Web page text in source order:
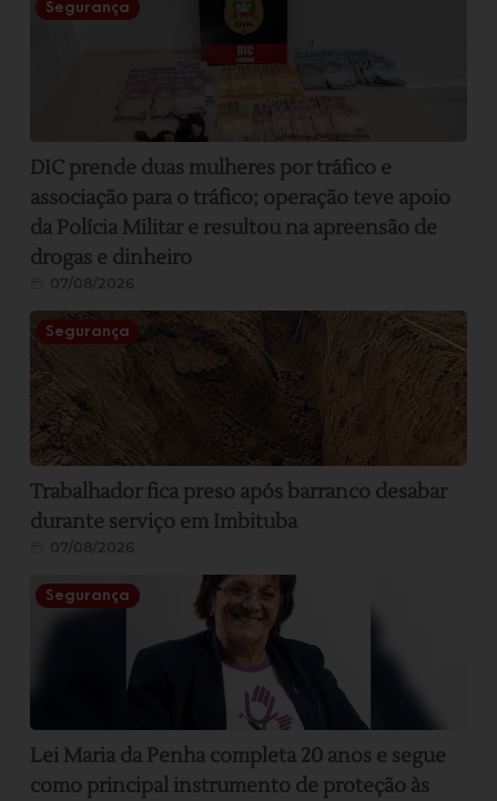
Segurança
DIC prende duas mulheres por tráfico e
associação para o tráfico; operação teve apoio
da Polícia Militar e resultou na apreensão de
drogas e dinheiro
07/08/2026
Segurança
Trabalhador fica preso após barranco desabar
durante serviço em Imbituba
07/08/2026
Segurança
Lei Maria da Penha completa 20 anos e segue
como principal instrumento de proteção às